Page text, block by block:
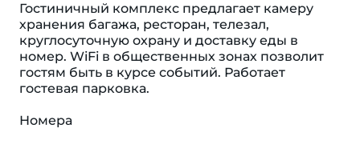
Гостиничный комплекс предлагает камеру
хранения багажа, ресторан, телезал,
круглосуточную охрану и доставку еды в
номер. WiFi в общественных зонах позволит
гостям быть в курсе событий. Работает
гостевая парковка.
Номера